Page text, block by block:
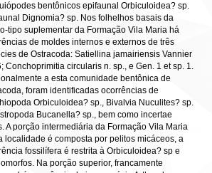
bentônicos epifaunal Orbiculoidea? sp.
Dignomia? sp. Nos folhelhos basais da
tipo suplementar da Formação Vila Maria há
de moldes internos e externos de três
de Ostracoda: Satiellina jamairiensis Vannier
Conchoprimitia circularis n. sp., e Gen. 1 et sp. 1.
a esta comunidade bentônica de
foram identificadas ocorrências de
Orbiculoidea? sp., Bivalvia Nuculites? sp.
Bucanella? sp., bem como incertae
A porção intermediária da Formação Vila Maria
localidade é composta por pelitos micáceos, a
fossilífera é restrita à Orbiculoidea? sp e
Na porção superior, francamente